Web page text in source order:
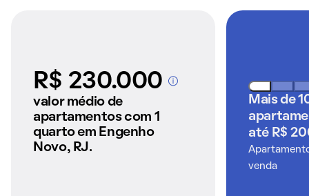
R$ 230.000A partir dos imóveis
valor médio de
apartamentos com 1
quarto em Engenho
Novo, RJ.
Mais de
até R$
venda